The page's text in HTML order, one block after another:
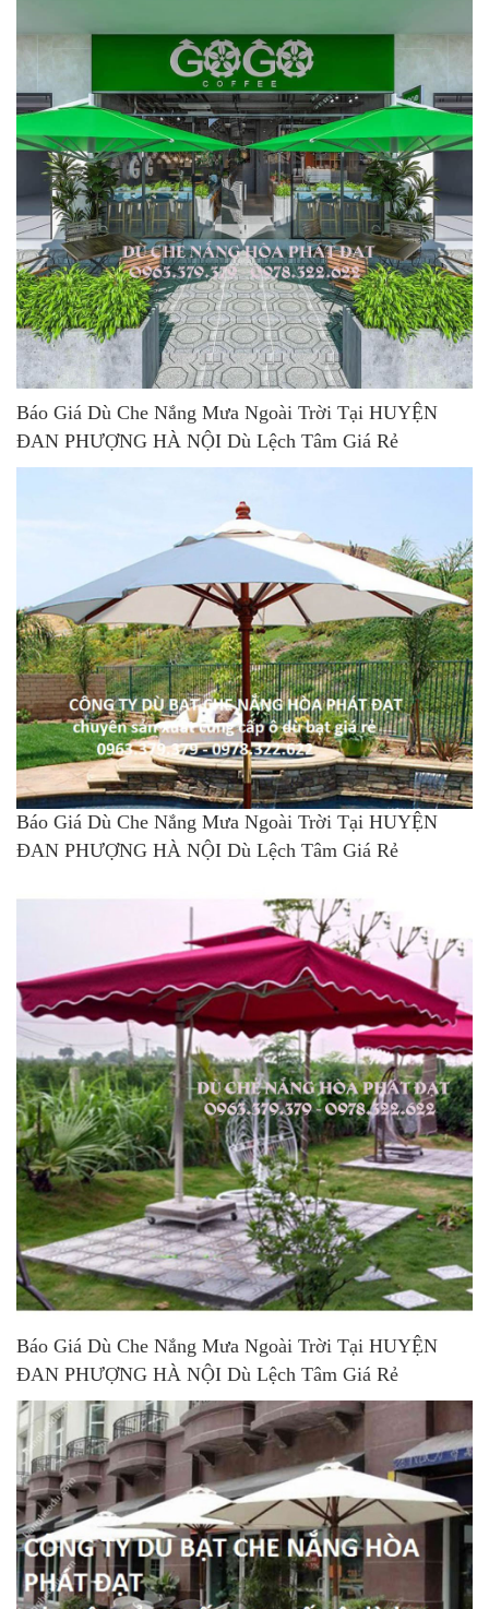
Báo Giá Dù Che Nắng Mưa Ngoài Trời Tại HUYỆN
ĐAN PHƯỢNG HÀ NỘI Dù Lệch Tâm Giá Rẻ
Báo Giá Dù Che Nắng Mưa Ngoài Trời Tại HUYỆN
ĐAN PHƯỢNG HÀ NỘI Dù Lệch Tâm Giá Rẻ
Báo Giá Dù Che Nắng Mưa Ngoài Trời Tại HUYỆN
ĐAN PHƯỢNG HÀ NỘI Dù Lệch Tâm Giá Rẻ